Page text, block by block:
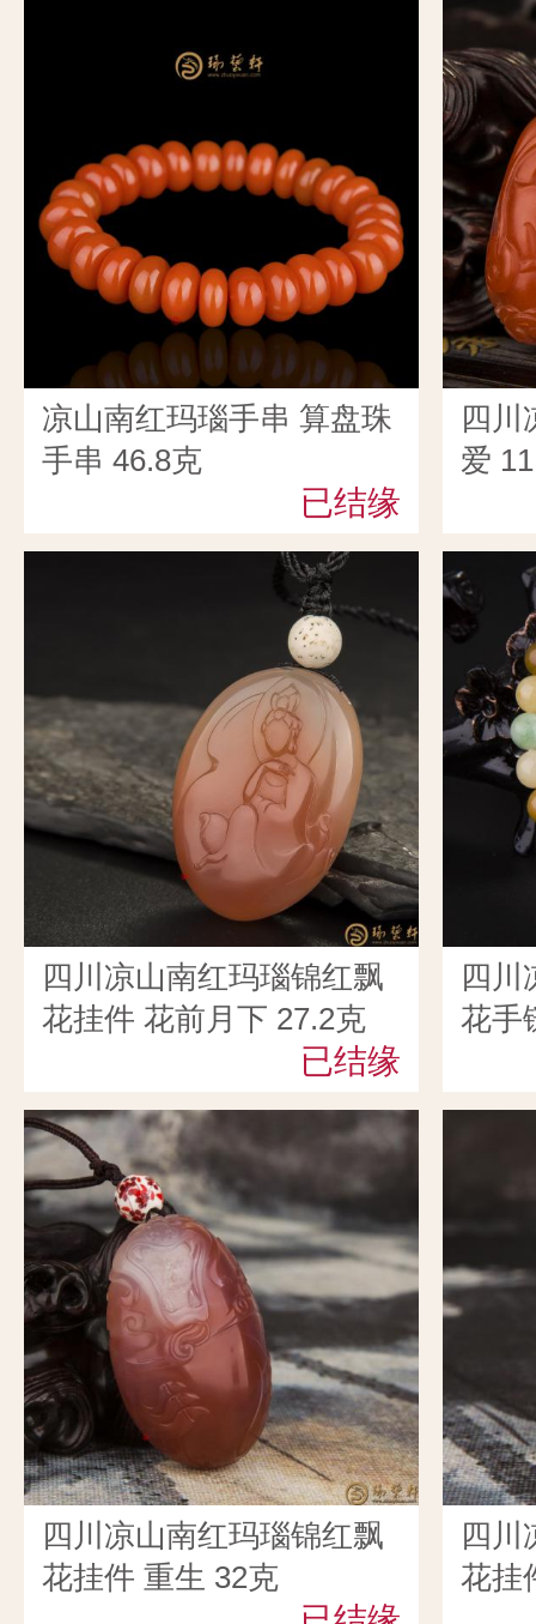
凉山南红玛瑙手串 算盘珠
手串 46.8克
已结缘
四川
爱
四川凉山南红玛瑙锦红飘
花挂件 花前月下 27.2克
已结缘
四川
花手
四川凉山南红玛瑙锦红飘
花挂件 重生 32克
四川
花挂